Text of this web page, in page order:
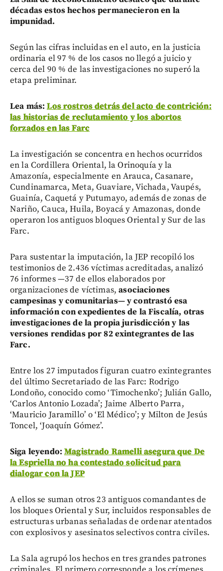
décadas estos hechos permanecieron en la
impunidad.
Según las cifras incluidas en el auto, en la justicia
ordinaria el 97 % de los casos no llegó a juicio y
cerca del 90 % de las investigaciones no superó la
etapa preliminar.
Lea más:Los rostros detrás del acto de contrición:
las historias de reclutamiento y los abortos
forzados en las Farc
La investigación se concentra en hechos ocurridos
en la Cordillera Oriental, la Orinoquía y la
Amazonía, especialmente en Arauca, Casanare,
Cundinamarca, Meta, Guaviare, Vichada, Vaupés,
Guainía, Caquetá y Putumayo, además de zonas de
Nariño, Cauca, Huila, Boyacá y Amazonas, donde
operaron los antiguos bloques Oriental y Sur de las
Farc.
Para sustentar la imputación, la JEP recopiló los
testimonios de 2.436 víctimas acreditadas, analizó
76 informes —37 de ellos elaborados por
organizaciones de víctimas, asociaciones
campesinas y comunitarias— y contrastó esa
información con expedientes de la Fiscalía, otras
investigaciones de la propia jurisdicción y las
versiones rendidas por 82 exintegrantes de las
Farc.
Entre los 27 imputados figuran cuatro exintegrantes
del último Secretariado de las Farc: Rodrigo
Londoño, conocido como ‘Timochenko’; Julián Gallo,
‘Carlos Antonio Lozada’; Jaime Alberto Parra,
‘Mauricio Jaramillo’ o ‘El Médico’; y Milton de Jesús
Toncel, ‘Joaquín Gómez’.
Siga leyendo:Magistrado Ramelli asegura que De
la Espriella no ha contestado solicitud para
dialogar con la JEP
A ellos se suman otros 23 antiguos comandantes de
los bloques Oriental y Sur, incluidos responsables de
estructuras urbanas señaladas de ordenar atentados
con explosivos y asesinatos selectivos contra civiles.
La Sala agrupó los hechos en tres grandes patrones